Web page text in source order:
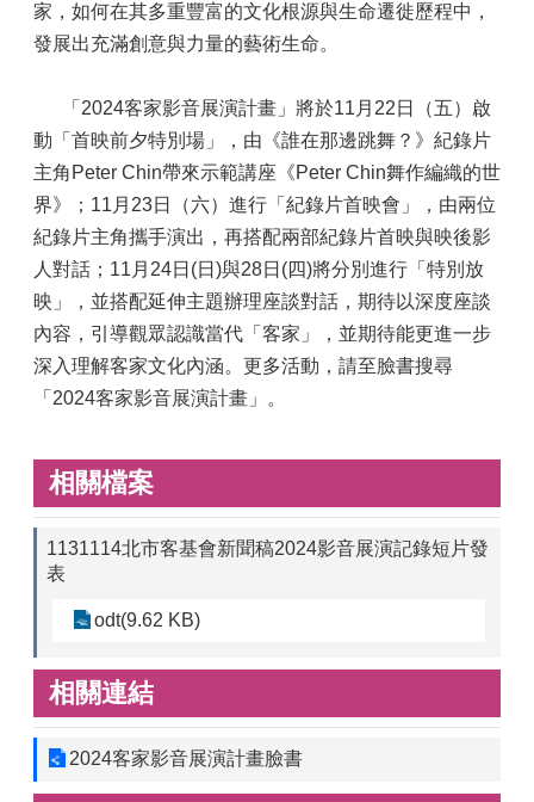
家，如何在其多重豐富的文化根源與生命遷徙歷程中，
發展出充滿創意與力量的藝術生命。
「2024客家影音展演計畫」將於11月22日（五）啟
動「首映前夕特別場」，由《誰在那邊跳舞？》紀錄片
主角Peter Chin帶來示範講座《Peter Chin舞作編織的世
界》；11月23日（六）進行「紀錄片首映會」，由兩位
紀錄片主角攜手演出，再搭配兩部紀錄片首映與映後影
人對話；11月24日(日)與28日(四)將分別進行「特別放
映」，並搭配延伸主題辦理座談對話，期待以深度座談
內容，引導觀眾認識當代「客家」，並期待能更進一步
深入理解客家文化內涵。更多活動，請至臉書搜尋
「2024客家影音展演計畫」。
相關檔案
1131114北市客基會新聞稿2024影音展演記錄短片發
表
odt(9.62 KB)
相關連結
2024客家影音展演計畫臉書